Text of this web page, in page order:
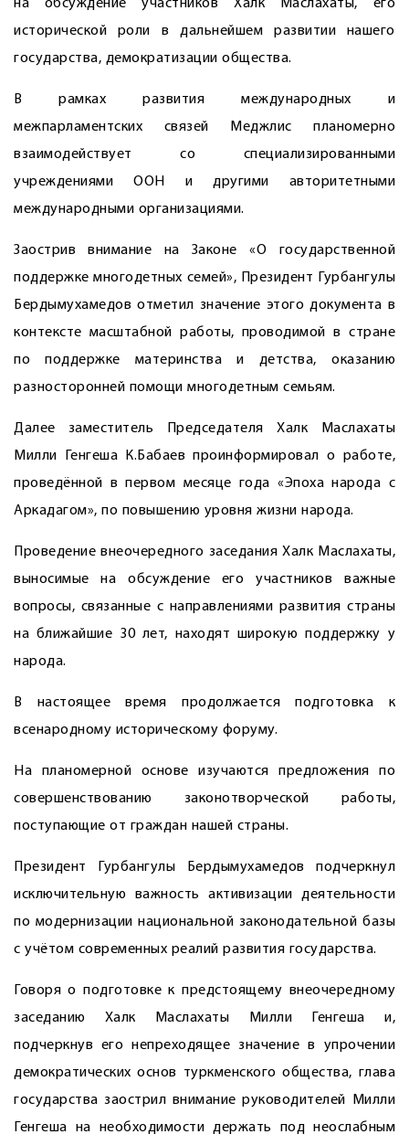
на обсуждение участников Халк Маслахаты, его
исторической роли в дальнейшем развитии нашего
государства, демократизации общества.
В рамках развития международных и
межпарламентских связей Меджлис планомерно
взаимодействует со специа­лизированными
учреждениями ООН и другими авторитетными
международными организациями.
Заострив внимание на Законе «О государственной
поддержке многодетных семей», Президент Гурбангулы
Бердымухамедов отметил значение этого документа в
контексте масштабной работы, проводимой в стране
по поддержке материнства и детства, оказанию
разносторонней помощи многодетным семьям.
Далее заместитель Председателя Халк Маслахаты
Милли Генгеша К.Бабаев проинформировал о работе,
проведённой в первом месяце года «Эпоха народа с
Аркадагом», по повышению уровня жизни народа.
Проведение внеочередного заседания Халк Маслахаты,
выносимые на обсуждение его участников важные
вопросы, связанные с направлениями развития страны
на ближайшие 30 лет, находят широкую поддержку у
народа.
В настоящее время продолжается подготовка к
всенародному историческому форуму.
На планомерной основе изучаются предложения по
совершенствованию законотворческой работы,
поступающие от граждан нашей страны.
Президент Гурбангулы Бердымухамедов подчеркнул
исключительную важность активизации деятельности
по модернизации национальной законодательной базы
с учётом современных реалий развития государства.
Говоря о подготовке к предстоящему внеочередному
заседанию Халк Маслахаты Милли Генгеша и,
подчеркнув его непреходящее значение в упрочении
демократических основ туркменского общества, глава
государства заострил внимание руководителей Милли
Генгеша на необходимости держать под неослабным